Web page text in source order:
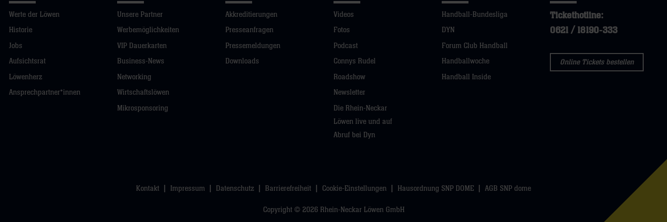
Werte der Löwen
Historie
Jobs
Aufsichtsrat
Löwenherz
Ansprechpartner*innen
Unsere Partner
Werbemöglichkeiten
VIP Dauerkarten
Business-News
Networking
Wirtschaftslöwen
Mikrosponsoring
Akkreditierungen
Presseanfragen
Pressemeldungen
Downloads
Videos
Fotos
Podcast
Connys Rudel
Roadshow
Newsletter
Die Rhein-Neckar
Löwen live und auf
Abruf bei Dyn
Handball-Bundesliga
DYN
Forum Club Handball
Handballwoche
Handball Inside
Tickethotline:
0621 / 18190-333
Online Tickets bestellen
Kontakt Impressum Datenschutz Barrierefreiheit Cookie-Einstellungen Hausordnung SNP DOME AGB SNP dome
Copyright © 2026 Rhein-Neckar Löwen GmbH